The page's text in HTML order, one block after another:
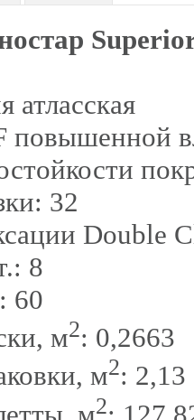
повышенной
32
Double
8
60
м2: 0,2663
м2: 2,13
2